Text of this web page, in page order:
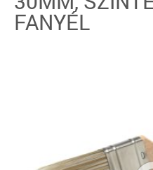
FANYÉL